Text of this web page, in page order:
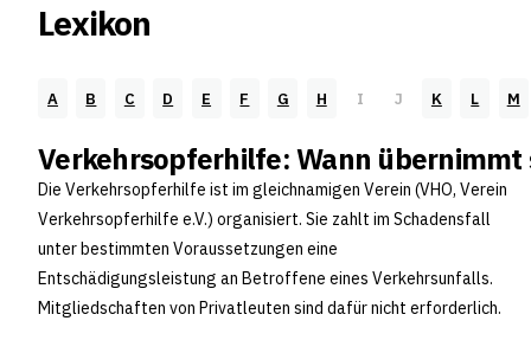
Lexikon
A B C D E F G H I J K L M
Verkehrsopferhilfe: Wann übernimmt
Die Verkehrsopferhilfe ist im gleichnamigen Verein (VHO, Verein
Verkehrsopferhilfe e.V.) organisiert. Sie zahlt im Schadensfall
unter bestimmten Voraussetzungen eine
Entschädigungsleistung an Betroffene eines Verkehrsunfalls.
Mitgliedschaften von Privatleuten sind dafür nicht erforderlich.